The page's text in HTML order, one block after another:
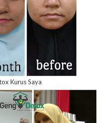
Kurus Saya